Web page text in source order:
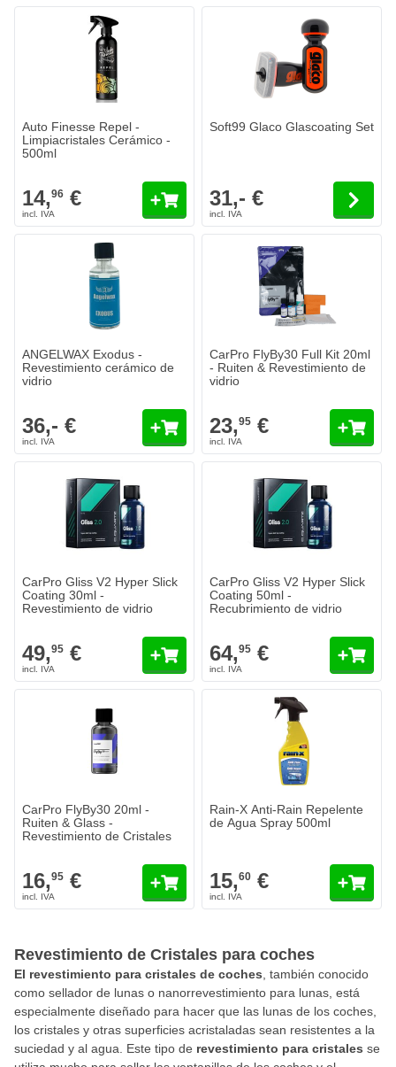
Auto Finesse Repel -
Limpiacristales Cerámico -
500ml
14,96 €
Soft99 Glaco Glascoating Set
El precio depende de las
31,- €
ANGELWAX Exodus - Revestimiento cerámico de vidrio
Se envía hoy
ANGELWAX Exodus -
Revestimiento cerámico de
vidrio
36,- €
CarPro FlyBy30 Full Kit 20ml
- Ruiten & Revestimiento de
vidrio
23,95 €
CarPro Gliss V2 Hyper Slick
Coating 30ml -
Revestimiento de vidrio
49,95 €
CarPro Gliss V2 Hyper Slick
Coating 50ml -
Recubrimiento de vidrio
64,95 €
CarPro FlyBy30 20ml -
Ruiten & Glass -
Revestimiento de Cristales
16,95 €
Rain-X Anti-Rain Repelente
de Agua Spray 500ml
15,60 €
Revestimiento de Cristales para coches
El revestimiento para cristales de coches , también conocido
como sellador de lunas o nanorrevestimiento para lunas, está
especialmente diseñado para hacer que las lunas de los coches,
los cristales y otras superficies acristaladas sean resistentes a la
suciedad y al agua. Este tipo de revestimiento para cristales se